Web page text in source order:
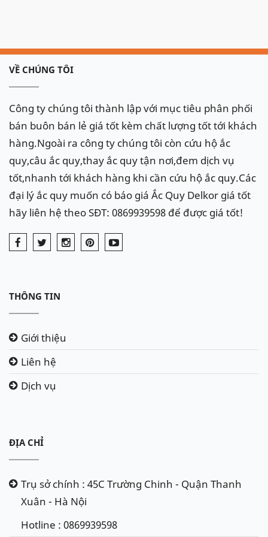
VỀ CHÚNG TÔI
Công ty chúng tôi thành lập với mục tiêu phân phối
bán buôn bán lẻ giá tốt kèm chất lượng tốt tới khách
hàng.Ngoài ra công ty chúng tôi còn cứu hộ ắc
quy,câu ắc quy,thay ắc quy tận nơi,đem dịch vụ
tốt,nhanh tới khách hàng khi cần cứu hộ ắc quy.Các
đại lý ắc quy muốn có báo giá Ắc Quy Delkor giá tốt
hãy liên hệ theo SĐT: 0869939598 để được giá tốt!
THÔNG TIN
Giới thiệu
Liên hệ
Dịch vụ
ĐỊA CHỈ
Trụ sở chính : 45C Trường Chinh - Quận Thanh
Xuân - Hà Nội
Hotline : 0869939598